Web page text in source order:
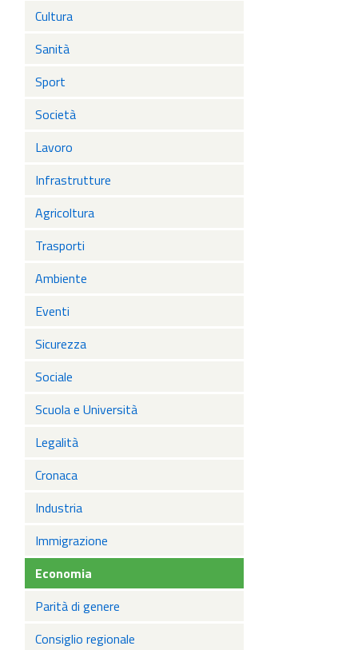
Cultura
Sanità
Sport
Società
Lavoro
Infrastrutture
Agricoltura
Trasporti
Ambiente
Eventi
Sicurezza
Sociale
Scuola e Università
Legalità
Cronaca
Industria
Immigrazione
Economia
Parità di genere
Consiglio regionale